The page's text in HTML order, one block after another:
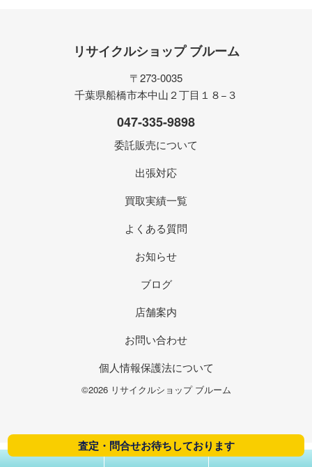
リサイクルショップ ブルーム
〒273-0035
千葉県船橋市本中山２丁目１８−３
047-335-9898
委託販売について
出張対応
買取実績一覧
よくある質問
お知らせ
ブログ
店舗案内
お問い合わせ
個人情報保護法について
©2026 リサイクルショップ ブルーム
査定・問合せお待ちしております